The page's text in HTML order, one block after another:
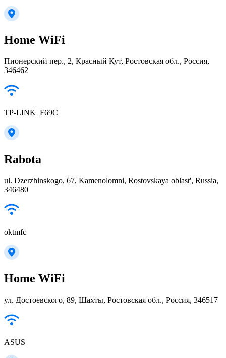
Home WiFi
Пионерский пер., 2, Красный Кут, Ростовская обл., Россия,
346462
TP-LINK_F69C
Rabota
ul. Dzerzhinskogo, 67, Kamenolomni, Rostovskaya oblast', Russia,
346480
oktmfc
Home WiFi
ул. Достоевского, 89, Шахты, Ростовская обл., Россия, 346517
ASUS